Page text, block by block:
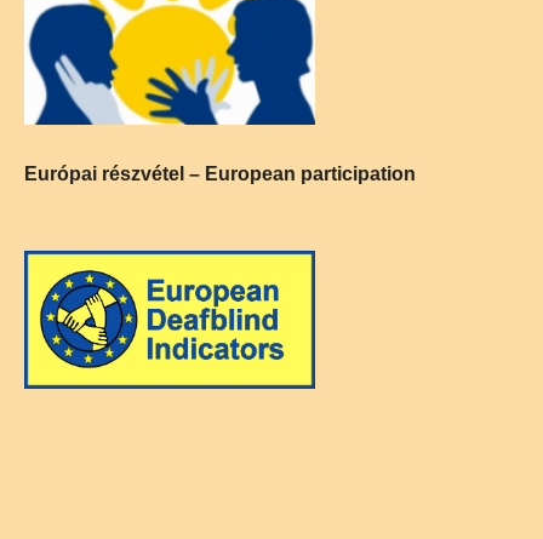
Európai részvétel – European participation